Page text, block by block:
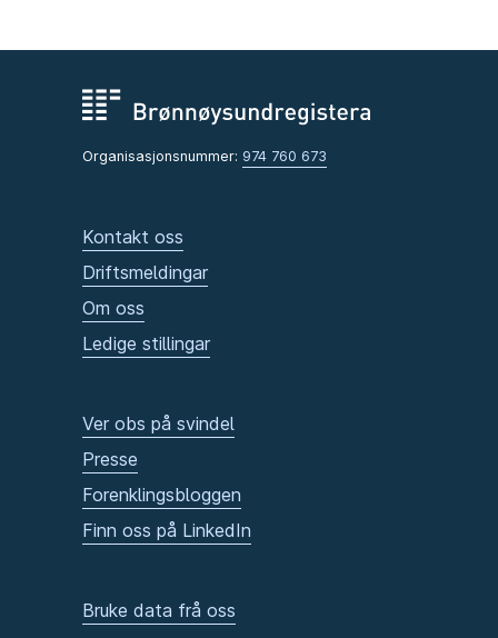
Organisasjonsnummer: 974 760 673
Kontakt oss
Driftsmeldingar
Om oss
Ledige stillingar
Ver obs på svindel
Presse
Forenklingsbloggen
Finn oss på LinkedIn
Bruke data frå oss